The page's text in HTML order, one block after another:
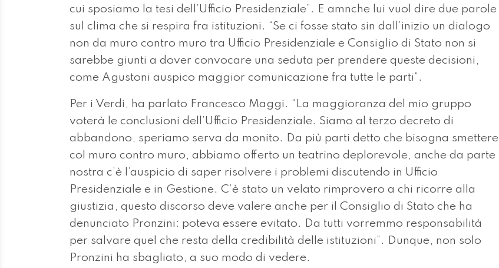
cui sposiamo la tesi dell’Ufficio Presidenziale”. E amnche lui vuol dire due parole
sul clima che si respira fra istituzioni. “Se ci fosse stato sin dall’inizio un dialogo
non da muro contro muro tra Ufficio Presidenziale e Consiglio di Stato non si
sarebbe giunti a dover convocare una seduta per prendere queste decisioni,
come Agustoni auspico maggior comunicazione fra tutte le parti”.
Per i Verdi, ha parlato Francesco Maggi. “La maggioranza del mio gruppo
voterà le conclusioni dell’Ufficio Presidenziale. Siamo al terzo decreto di
abbandono, speriamo serva da monito. Da più parti detto che bisogna smettere
col muro contro muro, abbiamo offerto un teatrino deplorevole, anche da parte
nostra c’è l’auspicio di saper risolvere i problemi discutendo in Ufficio
Presidenziale e in Gestione. C’è stato un velato rimprovero a chi ricorre alla
giustizia, questo discorso deve valere anche per il Consiglio di Stato che ha
denunciato Pronzini: poteva essere evitato. Da tutti vorremmo responsabilità
per salvare quel che resta della credibilità delle istituzioni”. Dunque, non solo
Pronzini ha sbagliato, a suo modo di vedere.